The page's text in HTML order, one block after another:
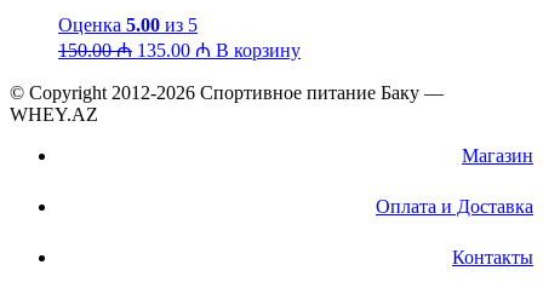
Оценка 5.00 из 5
150.00₼ Первоначальная
составляла
135.00 ₼ Текущая
цена:
135.00 ₼.
В корзину
© Copyright 2012-2026 Спортивное питание Баку —
WHEY.AZ
Магазин
Оплата и Доставка
Контакты